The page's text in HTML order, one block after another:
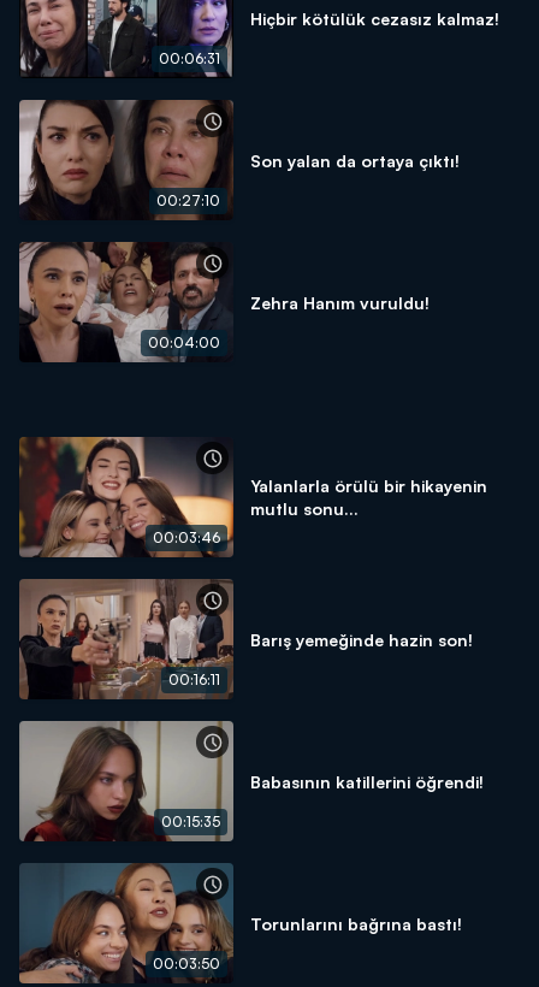
00:06:31
Hiçbir kötülük cezasız kalmaz!
00:27:10
Son yalan da ortaya çıktı!
00:04:00
Zehra Hanım vuruldu!
00:03:46
Yalanlarla örülü bir hikayenin
mutlu sonu...
00:16:11
Barış yemeğinde hazin son!
00:15:35
Babasının katillerini öğrendi!
00:03:50
Torunlarını bağrına bastı!